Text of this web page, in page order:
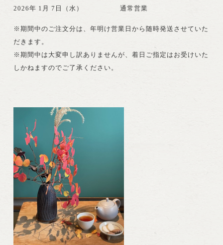
2026年 1月 7日（水） 通常営業
※期間中のご注文分は、年明け営業日から随時発送させていた
だきます。
※期間中は大変申し訳ありませんが、着日ご指定はお受けいた
しかねますのでご了承ください。